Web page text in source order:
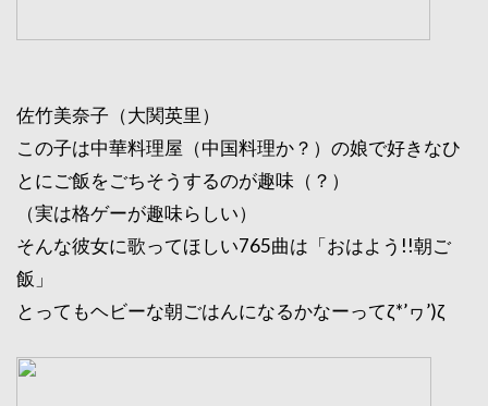
佐竹美奈子（大関英里）
この子は中華料理屋（中国料理か？）の娘で好きなひ
とにご飯をごちそうするのが趣味（？）
（実は格ゲーが趣味らしい）
そんな彼女に歌ってほしい765曲は「おはよう!!朝ご
飯」
とってもヘビーな朝ごはんになるかなーってζ*’ヮ’)ζ